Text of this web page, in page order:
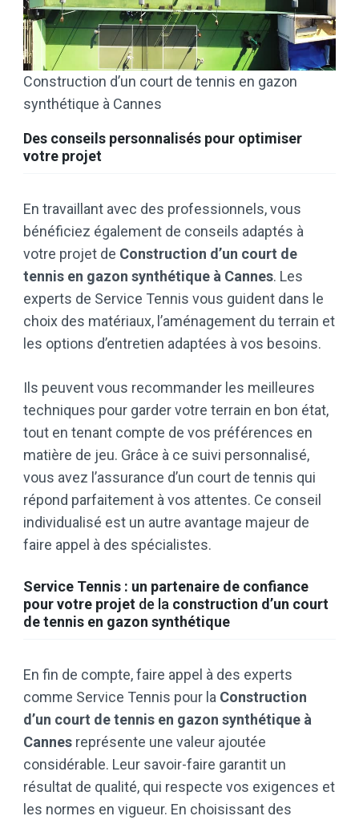
Construction d’un court de tennis en gazon
synthétique à Cannes
Des conseils personnalisés pour optimiser
votre projet
En travaillant avec des professionnels, vous
bénéficiez également de conseils adaptés à
votre projet de Construction d’un court de
tennis en gazon synthétique à Cannes. Les
experts de Service Tennis vous guident dans le
choix des matériaux, l’aménagement du terrain et
les options d’entretien adaptées à vos besoins.
Ils peuvent vous recommander les meilleures
techniques pour garder votre terrain en bon état,
tout en tenant compte de vos préférences en
matière de jeu. Grâce à ce suivi personnalisé,
vous avez l’assurance d’un court de tennis qui
répond parfaitement à vos attentes. Ce conseil
individualisé est un autre avantage majeur de
faire appel à des spécialistes.
Service Tennis : un partenaire de confiance
pour votre projet de la construction d’un court
de tennis en gazon synthétique
En fin de compte, faire appel à des experts
comme Service Tennis pour la Construction
d’un court de tennis en gazon synthétique à
Cannes représente une valeur ajoutée
considérable. Leur savoir-faire garantit un
résultat de qualité, qui respecte vos exigences et
les normes en vigueur. En choisissant des